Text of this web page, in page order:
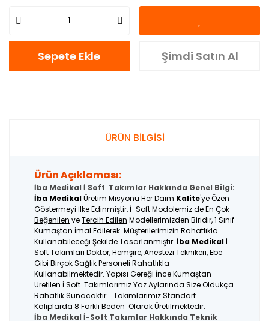
Sepete Ekle Şimdi Satın Al
ÜRÜN BİLGİSİ
Ürün Açıklaması:
İba Medikal İ Soft Takımlar Hakkında Genel Bilgi:
İba MedikalÜretim Misyonu Her Daim Kalite'ye Özen
Göstermeyi İlke Edinmiştir, İ-Soft Modolemiz de En Çok
Beğenilen veTercih Edilen Modellerimizden Biridir, 1 Sınıf
Kumaştan İmal Edilerek Müşterilerimizin Rahatlıkla
Kullanabileceği Şekilde Tasarlanmıştır. İba Medikal İ
Soft Takımları Doktor, Hemşire, Anestezi Teknikeri, Ebe
Gibi Birçok Sağlık Personeli Rahatlıkla
Kullanabilmektedir. Yapısı Gereği İnce Kumaştan
Üretilen İ Soft Takımlarımız Yaz Aylarında Size Oldukça
Rahatlık Sunacaktır... Takımlarımız Standart
Kalıplarda 8 Farklı Beden Olarak Üretilmektedir.
İba Medikal İ-Soft Takımlar Hakkında Teknik